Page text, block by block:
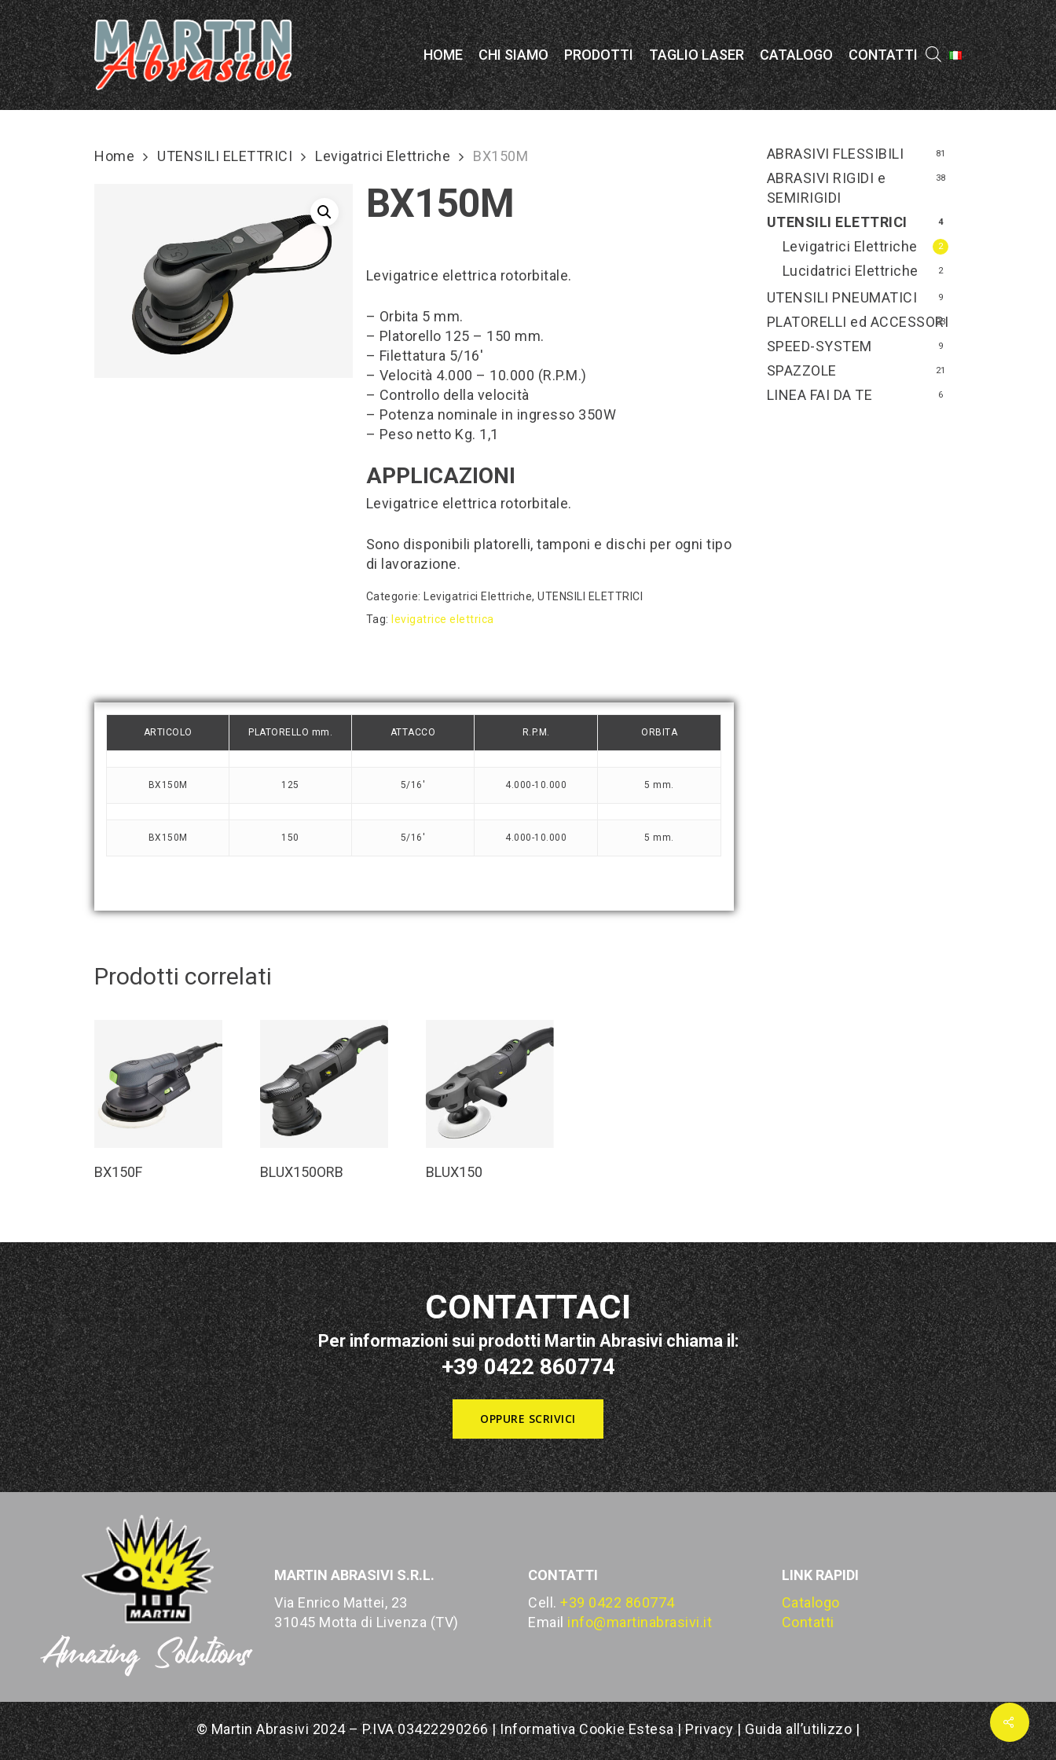
Skip
to
main
content
HOME CHI SIAMO PRODOTTI TAGLIO LASER CATALOGO CONTATTI
Home UTENSILI ELETTRICI Levigatrici Elettriche BX150M
BX150M
Levigatrice elettrica rotorbitale.
– Orbita 5 mm.
– Platorello 125 – 150 mm.
– Filettatura 5/16′
– Velocità 4.000 – 10.000 (R.P.M.)
– Controllo della velocità
– Potenza nominale in ingresso 350W
– Peso netto Kg. 1,1
APPLICAZIONI
Levigatrice elettrica rotorbitale.
Sono disponibili platorelli, tamponi e dischi per ogni tipo
di lavorazione.
Categorie: Levigatrici Elettriche,UTENSILI ELETTRICI
Tag: levigatrice elettrica
ARTICOLO PLATORELLO mm. ATTACCO R.P.M. ORBITA
BX150M 125 5/16′ 4.000-10.000 5 mm.
BX150M 150 5/16′ 4.000-10.000 5 mm.
Prodotti correlati
BX150F BLUX150ORB BLUX150
ABRASIVI FLESSIBILI 81
ABRASIVI RIGIDI e
SEMIRIGIDI
38
LINEA FAI DA TE 6
PLATORELLI ed ACCESSORI
23
SPAZZOLE 21
SPEED-SYSTEM 9
UTENSILI ELETTRICI 4
Levigatrici Elettriche 2
Lucidatrici Elettriche 2
UTENSILI PNEUMATICI 9
CONTATTACI
Per informazioni sui prodotti Martin Abrasivi chiama il:
+39 0422 860774
OPPURE SCRIVICI
MARTIN ABRASIVI S.R.L.
Via Enrico Mattei, 23
31045 Motta di Livenza (TV)
CONTATTI
Cell. +39 0422 860774
Email info@martinabrasivi.it
LINK RAPIDI
Catalogo
Contatti
© Martin Abrasivi 2024 – P.IVA 03422290266 |Informativa Cookie Estesa|Privacy|Guida all’utilizzo|
Menu